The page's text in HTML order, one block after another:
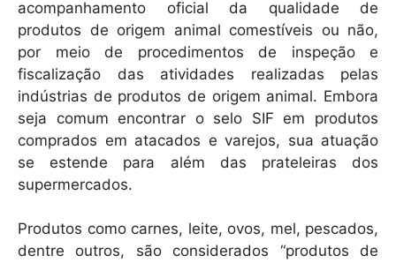
k
acompanhamento oficial da qualidade de
produtos de origem animal comestíveis ou não,
por meio de procedimentos de inspeção e
fiscalização das atividades realizadas pelas
indústrias de produtos de origem animal. Embora
seja comum encontrar o selo SIF em produtos
comprados em atacados e varejos, sua atuação
se estende para além das prateleiras dos
supermercados.
Produtos como carnes, leite, ovos, mel, pescados,
dentre outros, são considerados “produtos de